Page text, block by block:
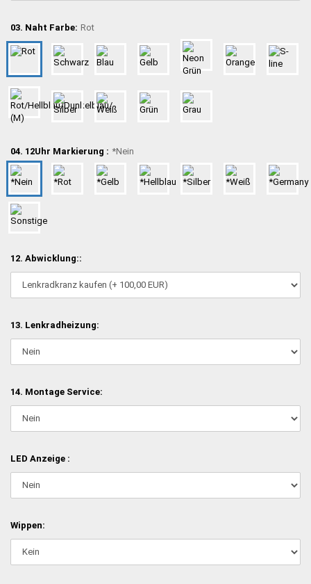
03. Naht Farbe: Rot
04. 12Uhr Markierung : *Nein
12. Abwicklung::
13. Lenkradheizung:
14. Montage Service:
LED Anzeige :
Wippen: